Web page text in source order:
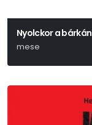
Nyolckor a bárkán
mese